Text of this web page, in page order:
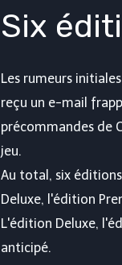
Six
Les rumeurs
reçu un e-mail
précommandes de
jeu.
Au total, six
Deluxe, l'édition
L'édition Deluxe,
anticipé.